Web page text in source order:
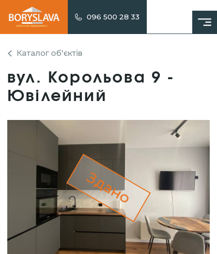
096 500 28 33
Каталог об'єктів
вул. Корольова 9 -
Ювілейний
Здано